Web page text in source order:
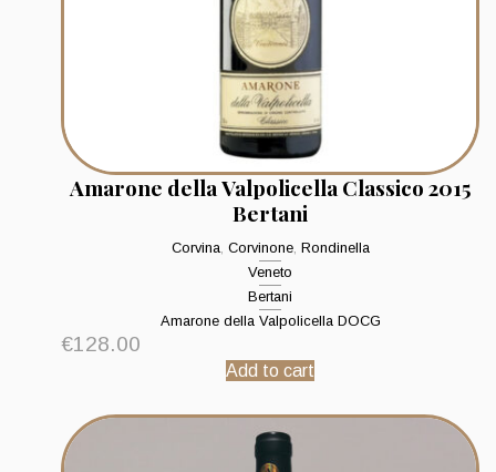
Amarone della Valpolicella Classico 2015
Bertani
Corvina, Corvinone, Rondinella
Veneto
Bertani
Amarone della Valpolicella DOCG
€128.00
Add to cart